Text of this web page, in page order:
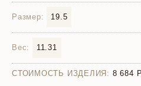
Размер: 19.5
Вес: 11.31
СТОИМОСТЬ ИЗДЕЛИЯ: 8 684